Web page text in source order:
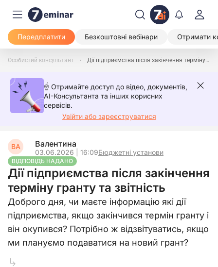
Передплатити Безкоштовні вебінари Отримати
Особистий консультант Дії підприємства після закінчення терміну гранту та звітність
☝️ Отримайте доступ до відео, документів,
AI-Консультанта та інших корисних
сервісів.
Увійти або зареєструватися
ВА Валентина
03.06.2026 | 16:09Бюджетні установи
ВІДПОВІДЬ НАДАНО
Дії підприємства після закінчення
терміну гранту та звітність
Доброго дня, чи маєте інформацію які дії
підприємства, якщо закінчився термін гранту і
він окупився? Потрібно ж відзвітуватись, якщо
ми плануємо подаватися на новий грант?